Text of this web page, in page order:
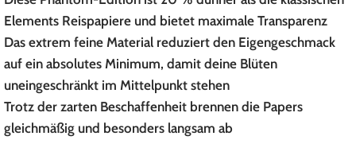
Elements Reispapiere und bietet maximale Transparenz
Das extrem feine Material reduziert den Eigengeschmack
auf ein absolutes Minimum, damit deine Blüten
uneingeschränkt im Mittelpunkt stehen
Trotz der zarten Beschaffenheit brennen die Papers
gleichmäßig und besonders langsam ab